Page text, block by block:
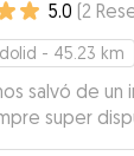
5.0 (2
- 45.23 km
salvó de
super
y